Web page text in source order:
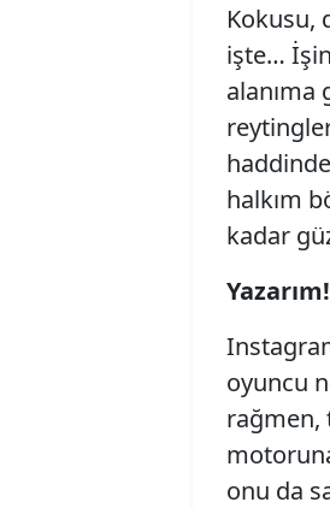
Kokusu,
işte…
halkım
kadar
Yazarım!
oyuncu
rağmen,
onu da